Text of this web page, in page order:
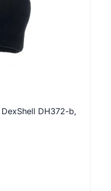
DH372-b,